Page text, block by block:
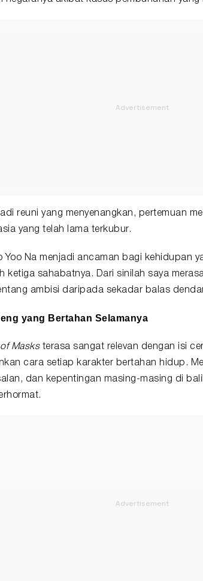
reuni yang menyenangkan, pertemuan
yang telah lama terkubur.
Yoo Na menjadi ancaman bagi kehidupan
ketiga sahabatnya. Dari sinilah saya
ambisi daripada sekadar balas
yang Bertahan Selamanya
Masksterasa sangat relevan dengan isi
cara setiap karakter bertahan hidup.
dan kepentingan masing-masing di